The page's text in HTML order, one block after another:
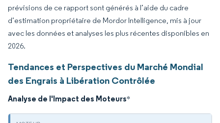
prévisions de ce rapport sont générés à l’aide du cadre
d’estimation propriétaire de Mordor Intelligence, mis à jour
avec les données et analyses les plus récentes disponibles en
2026.
Tendances et Perspectives du Marché Mondial
des Engrais à Libération Contrôlée
Analyse de l'Impact des Moteurs*